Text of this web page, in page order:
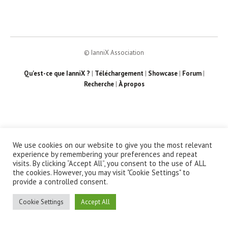
© IanniX Association
Qu'est-ce que IanniX ? | Téléchargement| Showcase| Forum|
Recherche| À propos
We use cookies on our website to give you the most relevant
experience by remembering your preferences and repeat
visits. By clicking “Accept All”, you consent to the use of ALL
the cookies. However, you may visit "Cookie Settings" to
provide a controlled consent.
Cookie Settings Accept All